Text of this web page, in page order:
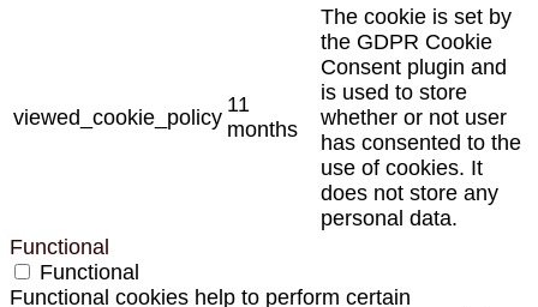
viewed_cookie_policy
11
months
The cookie is set by
the GDPR Cookie
Consent plugin and
is used to store
whether or not user
has consented to the
use of cookies. It
does not store any
personal data.
Functional
Functional
Functional cookies help to perform certain